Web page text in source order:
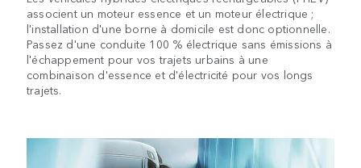
associent un moteur essence et un moteur électrique ;
l'installation d'une borne à domicile est donc optionnelle.
Passez d'une conduite 100 % électrique sans émissions à
l'échappement pour vos trajets urbains à une
combinaison d'essence et d'électricité pour vos longs
trajets.